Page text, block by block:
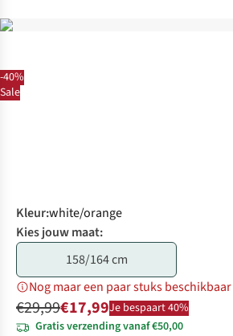
-40%
Sale
Kleur:white/orange
Kies jouw maat:
158/164 cm
Nog maar een paar stuks beschikbaar
€29,99€17,99Je bespaart 40%
Gratis verzending vanaf €50,00